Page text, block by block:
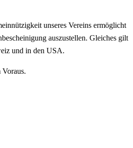
unseres Vereins ermöglicht
auszustellen. Gleiches gilt
und in den USA.